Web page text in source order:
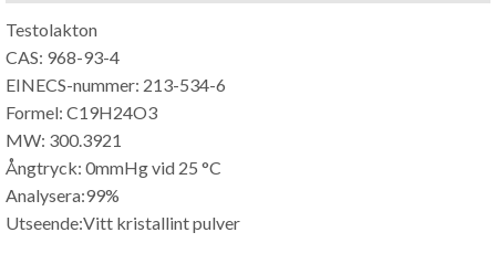
Testolakton
CAS: 968-93-4
EINECS-nummer: 213-534-6
Formel: C19H24O3
MW: 300.3921
Ångtryck: 0mmHg vid 25 °C
Analysera:99%
Utseende:Vitt kristallint pulver